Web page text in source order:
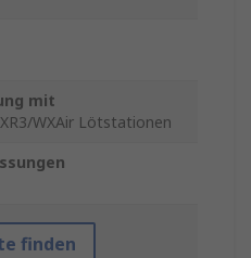
mit
WXAir Lötstationen
finden